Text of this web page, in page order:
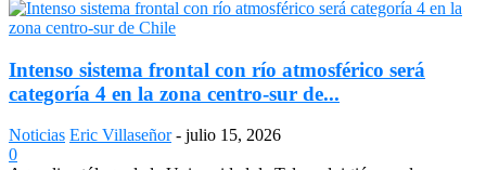
Intenso sistema frontal con río atmosférico será
categoría 4 en la zona centro-sur de...
Noticias Eric Villaseñor - julio 15, 2026
0